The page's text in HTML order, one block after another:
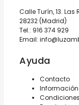
Calle Turín, 13. Las
28232 (Madrid)
Tel.: 916 374 929
Email:
Ayuda
Contacto